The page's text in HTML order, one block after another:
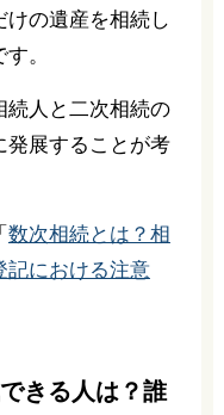
の遺産を相続し
。
続人と二次相続の
発展することが考
数次相続とは？相
記における注意
きる人は？誰